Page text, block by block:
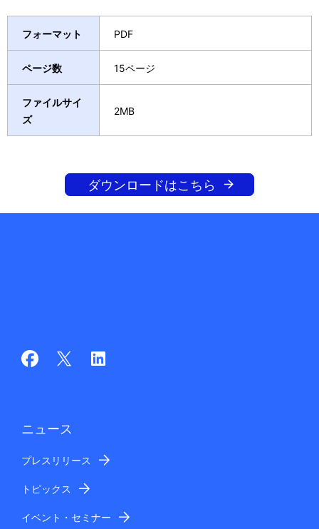
フォーマット PDF
ページ数 15ページ
ファイルサイ
ズ
2MB
ダウンロードはこちら
ニュース
プレスリリース
トピックス
イベント・セミナー